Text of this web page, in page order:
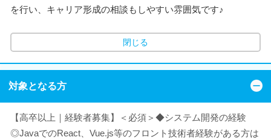
を行い、キャリア形成の相談もしやすい雰囲気です♪
閉じる
対象となる方
【高卒以上｜経験者募集】＜必須＞◆システム開発の経験
◎JavaでのReact、Vue.js等のフロント技術者経験がある方は